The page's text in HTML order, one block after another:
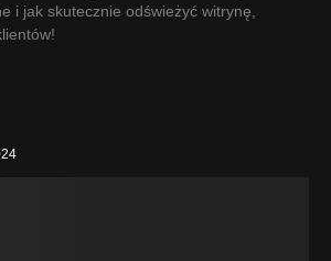
i jak skutecznie odświeżyć witrynę,